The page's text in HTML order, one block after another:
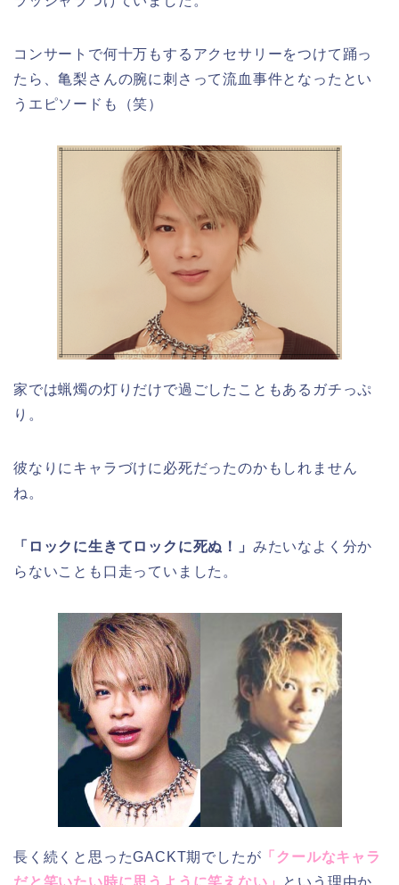
コンサートで何十万もするアクセサリーをつけて踊っ
たら、亀梨さんの腕に刺さって流血事件となったとい
うエピソードも（笑）
家では蝋燭の灯りだけで過ごしたこともあるガチっぷ
り。
彼なりにキャラづけに必死だったのかもしれません
ね。
「ロックに生きてロックに死ぬ！」 みたいなよく分か
らないことも口走っていました。
長く続くと思ったGACKT期でしたが 「クールなキャラ
だと笑いたい時に思うように笑えない」
という理由か